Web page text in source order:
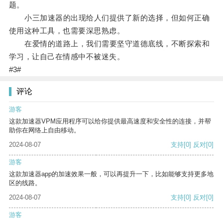
题。
小三加速器的出现给人们提供了新的选择，但如何正确
使用这种工具，也需要深思熟虑。
在爱情的道路上，我们需要坚守道德底线，不断探索和
学习，让自己在情感中不被迷失。
#3#
评论
游客
这款加速器VPM应用程序可以给你提供最高速度和安全性的连接，并帮
助你在网络上自由移动。
2024-08-07
支持[0] 反对[0]
游客
这款加速器app的加速效果一般，可以再提升一下，比如能够支持更多地
区的线路。
2024-08-07
支持[0] 反对[0]
游客